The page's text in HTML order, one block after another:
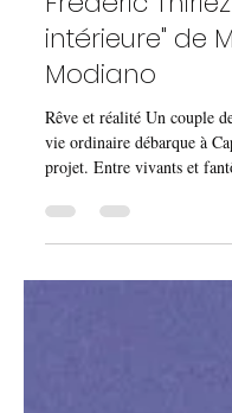
La chronique
Frédéric Thiriez
intérieure" de
Modiano
Rêve et réalité Un couple
projet. Entre vivants et